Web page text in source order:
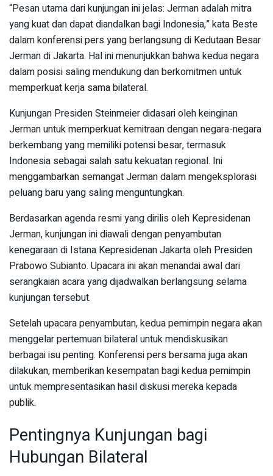
“Pesan utama dari kunjungan ini jelas: Jerman adalah mitra
yang kuat dan dapat diandalkan bagi Indonesia,” kata Beste
dalam konferensi pers yang berlangsung di Kedutaan Besar
Jerman di Jakarta. Hal ini menunjukkan bahwa kedua negara
dalam posisi saling mendukung dan berkomitmen untuk
memperkuat kerja sama bilateral.
Kunjungan Presiden Steinmeier didasari oleh keinginan
Jerman untuk memperkuat kemitraan dengan negara-negara
berkembang yang memiliki potensi besar, termasuk
Indonesia sebagai salah satu kekuatan regional. Ini
menggambarkan semangat Jerman dalam mengeksplorasi
peluang baru yang saling menguntungkan.
Berdasarkan agenda resmi yang dirilis oleh Kepresidenan
Jerman, kunjungan ini diawali dengan penyambutan
kenegaraan di Istana Kepresidenan Jakarta oleh Presiden
Prabowo Subianto. Upacara ini akan menandai awal dari
serangkaian acara yang dijadwalkan berlangsung selama
kunjungan tersebut.
Setelah upacara penyambutan, kedua pemimpin negara akan
menggelar pertemuan bilateral untuk mendiskusikan
berbagai isu penting. Konferensi pers bersama juga akan
dilakukan, memberikan kesempatan bagi kedua pemimpin
untuk mempresentasikan hasil diskusi mereka kepada
publik.
Pentingnya Kunjungan bagi
Hubungan Bilateral